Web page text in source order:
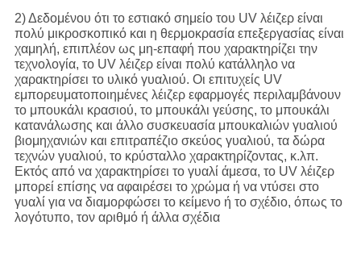
2) Δεδομένου ότι το εστιακό σημείο του UV λέιζερ είναι
πολύ μικροσκοπικό και η θερμοκρασία επεξεργασίας είναι
χαμηλή, επιπλέον ως μη-επαφή που χαρακτηρίζει την
τεχνολογία, το UV λέιζερ είναι πολύ κατάλληλο να
χαρακτηρίσει το υλικό γυαλιού. Οι επιτυχείς UV
εμπορευματοποιημένες λέιζερ εφαρμογές περιλαμβάνουν
το μπουκάλι κρασιού, το μπουκάλι γεύσης, το μπουκάλι
κατανάλωσης και άλλο συσκευασία μπουκαλιών γυαλιού
βιομηχανιών και επιτραπέζιο σκεύος γυαλιού, τα δώρα
τεχνών γυαλιού, το κρύσταλλο χαρακτηρίζοντας, κ.λπ.
Εκτός από να χαρακτηρίσει το γυαλί άμεσα, το UV λέιζερ
μπορεί επίσης να αφαιρέσει το χρώμα ή να ντύσει στο
γυαλί για να διαμορφώσει το κείμενο ή το σχέδιο, όπως το
λογότυπο, τον αριθμό ή άλλα σχέδια